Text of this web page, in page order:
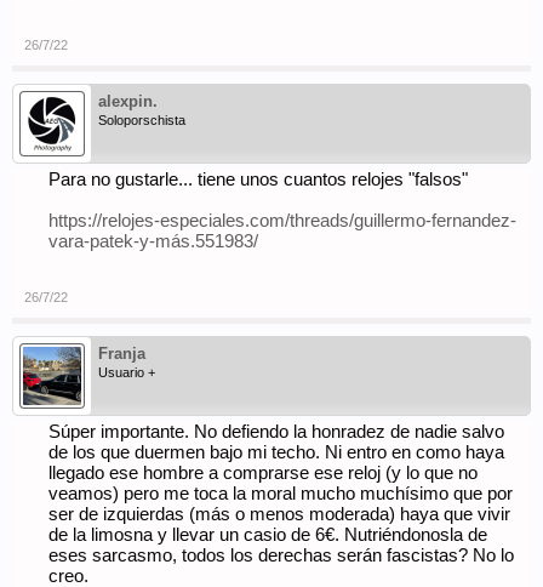
26/7/22
alexpin.
Soloporschista
Para no gustarle... tiene unos cuantos relojes "falsos"
https://relojes-especiales.com/threads/guillermo-fernandez-
vara-patek-y-más.551983/
26/7/22
Franja
Usuario +
Súper importante. No defiendo la honradez de nadie salvo
de los que duermen bajo mi techo. Ni entro en como haya
llegado ese hombre a comprarse ese reloj (y lo que no
veamos) pero me toca la moral mucho muchísimo que por
ser de izquierdas (más o menos moderada) haya que vivir
de la limosna y llevar un casio de 6€. Nutriéndonosla de
eses sarcasmo, todos los derechas serán fascistas? No lo
creo.